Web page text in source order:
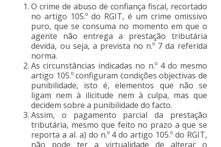
O crime de abuso de confiança fiscal, recortado
no artigo 105.º do RGIT, é um crime omissivo
puro, que se consuma no momento em que o
agente não entrega a prestação tributária
devida, ou seja, a prevista no n.º 7 da referida
norma.
As circunstâncias indicadas no n.º 4 do mesmo
artigo 105.º configuram condições objectivas de
punibilidade, isto é, elementos que não se
ligam nem à ilicitude nem à culpa, mas que
decidem sobre a punibilidade do facto.
Assim, o pagamento parcial da prestação
tributária, mesmo que feito no prazo a que se
reporta a al. a) do n.º 4 do artigo 105.º do RGIT,
não pode ter a virtualidade de alterar o